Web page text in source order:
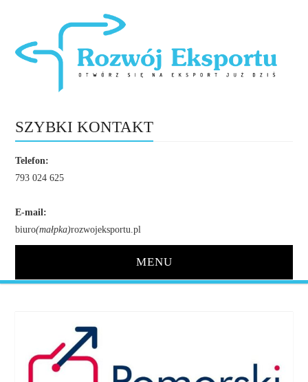
SZYBKI KONTAKT
Telefon:
793 024 625
E-mail:
biuro(małpka)rozwojeksportu.pl
MENU
NASZE USŁUGI